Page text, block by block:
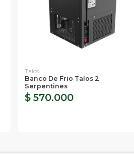
Talos
Banco De Frio Talos 2
Serpentines
$ 570.000